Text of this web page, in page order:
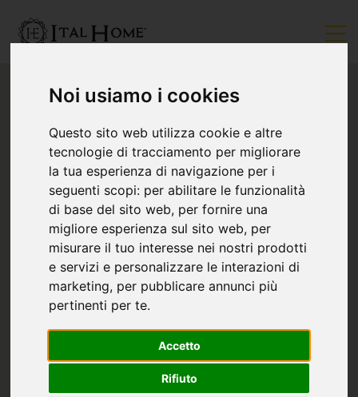
Noi usiamo i cookies
Questo sito web utilizza cookie e altre
tecnologie di tracciamento per migliorare
la tua esperienza di navigazione per i
seguenti scopi: per abilitare le funzionalità
di base del sito web, per fornire una
migliore esperienza sul sito web, per
misurare il tuo interesse nei nostri prodotti
e servizi e personalizzare le interazioni di
marketing, per pubblicare annunci più
pertinenti per te.
Accetto
Rifiuto